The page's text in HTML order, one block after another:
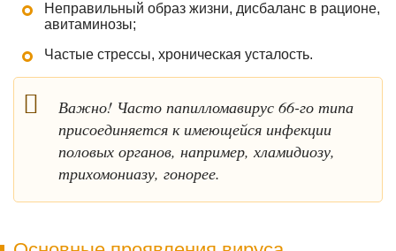
Неправильный образ жизни, дисбаланс в рационе,
авитаминозы;
Частые стрессы, хроническая усталость.
Важно! Часто папилломавирус 66-го типа
присоединяется к имеющейся инфекции
половых органов, например, хламидиозу,
трихомониазу, гонорее.